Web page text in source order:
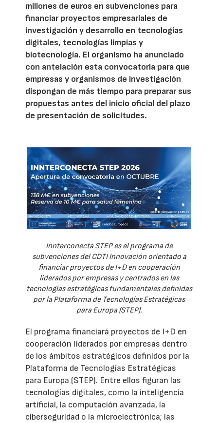
millones de euros en subvenciones para
financiar proyectos empresariales de
investigación y desarrollo en tecnologías
digitales, tecnologías limpias y
biotecnología. El organismo ha anunciado
con antelación esta convocatoria para que
empresas y organismos de investigación
dispongan de más tiempo para preparar sus
propuestas antes del inicio oficial del plazo
de presentación de solicitudes.
Innterconecta STEP es el programa de
subvenciones del CDTI Innovación orientado a
financiar proyectos de I+D en cooperación
liderados por empresas y centrados en las
tecnologías estratégicas fundamentales definidas
por la Plataforma de Tecnologías Estratégicas
para Europa (STEP).
El programa financiará proyectos de I+D en
cooperación liderados por empresas dentro
de los ámbitos estratégicos definidos por la
Plataforma de Tecnologías Estratégicas
para Europa (STEP). Entre ellos figuran las
tecnologías digitales, como la inteligencia
artificial, la computación avanzada, la
ciberseguridad o la microelectrónica; las